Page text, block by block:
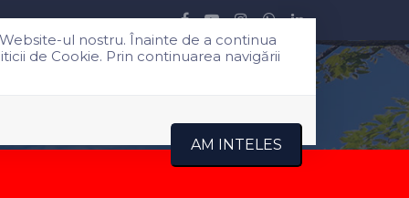
ul nostru. Înainte de a continua
de Cookie. Prin continuarea navigării
AM INTELES